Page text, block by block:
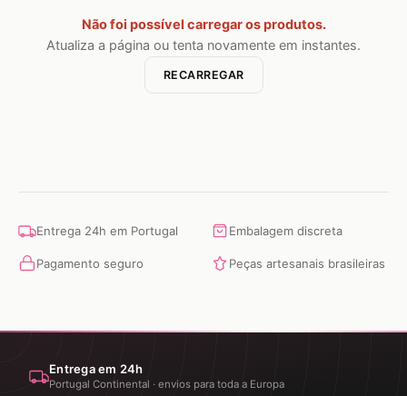
Não foi possível carregar os produtos.
Atualiza a página ou tenta novamente em instantes.
RECARREGAR
Entrega 24h em Portugal Embalagem discreta
Pagamento seguro Peças artesanais brasileiras
Entrega em 24h
Portugal Continental · envios para toda a Europa